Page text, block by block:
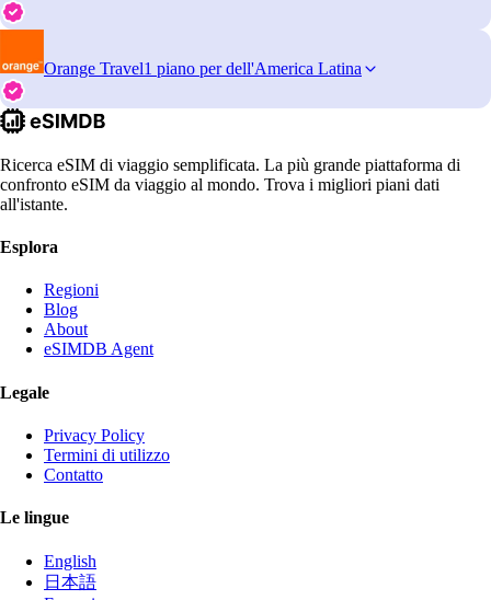
Orange Travel1 piano per dell'America Latina
Ricerca eSIM di viaggio semplificata. La più grande piattaforma di
confronto eSIM da viaggio al mondo. Trova i migliori piani dati
all'istante.
Esplora
Regioni
Blog
About
eSIMDB Agent
Legale
Privacy Policy
Termini di utilizzo
Contatto
Le lingue
English
日本語